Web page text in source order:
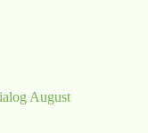
August